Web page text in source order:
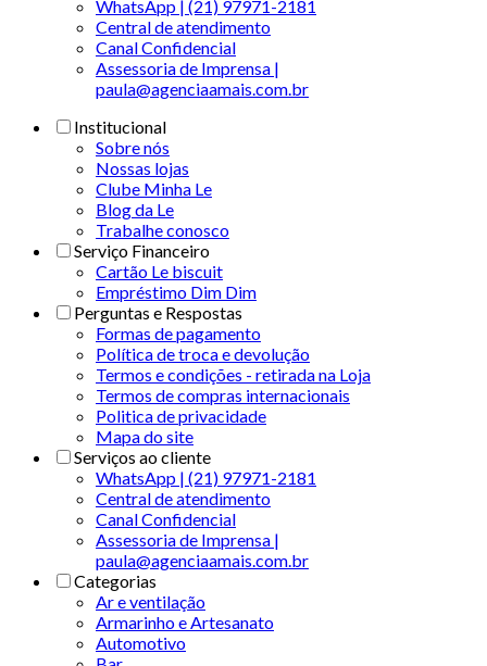
WhatsApp | (21) 97971-2181
Central de atendimento
Canal Confidencial
Assessoria de Imprensa |
paula@agenciaamais.com.br
Institucional
Sobre nós
Nossas lojas
Clube Minha Le
Blog da Le
Trabalhe conosco
Serviço Financeiro
Cartão Le biscuit
Empréstimo Dim Dim
Perguntas e Respostas
Formas de pagamento
Política de troca e devolução
Termos e condições - retirada na Loja
Termos de compras internacionais
Politica de privacidade
Mapa do site
Serviços ao cliente
WhatsApp | (21) 97971-2181
Central de atendimento
Canal Confidencial
Assessoria de Imprensa |
paula@agenciaamais.com.br
Categorias
Ar e ventilação
Armarinho e Artesanato
Automotivo